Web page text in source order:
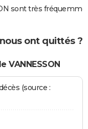
sont très
ont quittés ?
(source :